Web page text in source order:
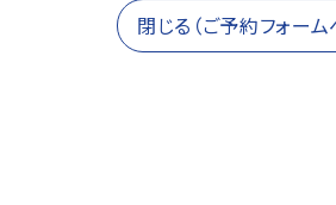
閉じる（ご予約フォーム